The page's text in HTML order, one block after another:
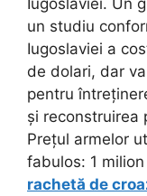
un studiu
Iugoslaviei a
de dolari, dar
pentru
și reconstruirea
Prețul armelor
fabulos: 1
rachetă de